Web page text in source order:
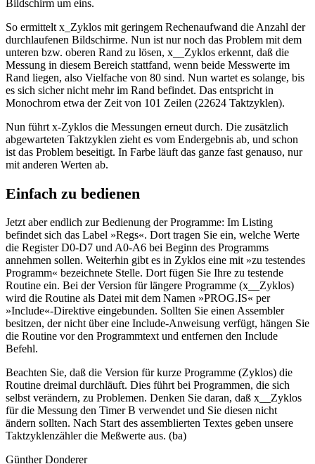
Bildschirm um eins.
So ermittelt x_Zyklos mit geringem Rechenaufwand die Anzahl der
durchlaufenen Bildschirme. Nun ist nur noch das Problem mit dem
unteren bzw. oberen Rand zu lösen, x__Zyklos erkennt, daß die
Messung in diesem Bereich stattfand, wenn beide Messwerte im
Rand liegen, also Vielfache von 80 sind. Nun wartet es solange, bis
es sich sicher nicht mehr im Rand befindet. Das entspricht in
Monochrom etwa der Zeit von 101 Zeilen (22624 Taktzyklen).
Nun führt x-Zyklos die Messungen erneut durch. Die zusätzlich
abgewarteten Taktzyklen zieht es vom Endergebnis ab, und schon
ist das Problem beseitigt. In Farbe läuft das ganze fast genauso, nur
mit anderen Werten ab.
Einfach zu bedienen
Jetzt aber endlich zur Bedienung der Programme: Im Listing
befindet sich das Label »Regs«. Dort tragen Sie ein, welche Werte
die Register D0-D7 und A0-A6 bei Beginn des Programms
annehmen sollen. Weiterhin gibt es in Zyklos eine mit »zu testendes
Programm« bezeichnete Stelle. Dort fügen Sie Ihre zu testende
Routine ein. Bei der Version für längere Programme (x__Zyklos)
wird die Routine als Datei mit dem Namen »PROG.IS« per
»Include«-Direktive eingebunden. Sollten Sie einen Assembler
besitzen, der nicht über eine Include-Anweisung verfügt, hängen Sie
die Routine vor den Programmtext und entfernen den Include
Befehl.
Beachten Sie, daß die Version für kurze Programme (Zyklos) die
Routine dreimal durchläuft. Dies führt bei Programmen, die sich
selbst verändern, zu Problemen. Denken Sie daran, daß x__Zyklos
für die Messung den Timer B verwendet und Sie diesen nicht
ändern sollten. Nach Start des assemblierten Textes geben unsere
Taktzyklenzähler die Meßwerte aus. (ba)
Günther Donderer